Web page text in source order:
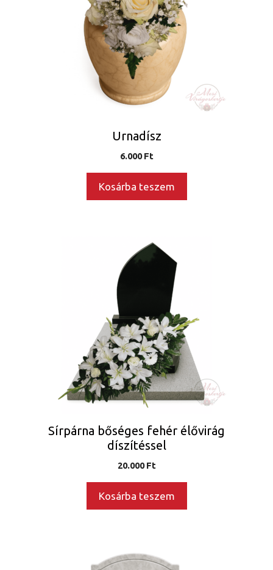
Urnadísz
6.000Ft
Kosárba teszem
Sírpárna bőséges fehér élővirág
díszítéssel
20.000Ft
Kosárba teszem